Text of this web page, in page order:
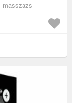
masszázs